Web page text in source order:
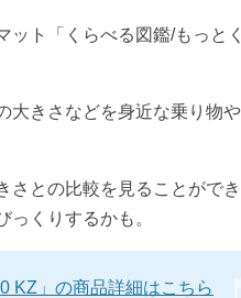
ット「くらべる図鑑/もっと
大きさなどを身近な乗り物
との比較を見ることができ
くりするかも。
KZ」の商品詳細はこちら